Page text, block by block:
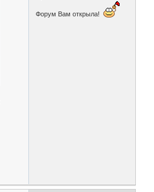
Форум Вам открыла!